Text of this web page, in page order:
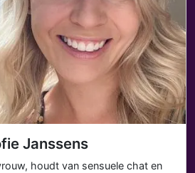
Janssens
houdt van sensuele chat en